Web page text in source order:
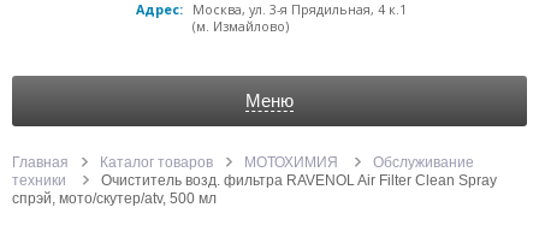
Адрес:
Москва, ул. 3-я Прядильная, 4 к.1
(м. Измайлово)
Меню
Главная Каталог товаров МОТОХИМИЯ
Обслуживание
техники
Очиститель возд. фильтра RAVENOL Air Filter Clean Spray
спрэй, мото/скутер/atv, 500 мл